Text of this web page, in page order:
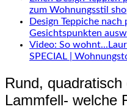
zum Wohnungsstil
Design Teppiche
Gesichtspunkten
Video: So
SPECIAL |
Rund,
Lammfell- welche